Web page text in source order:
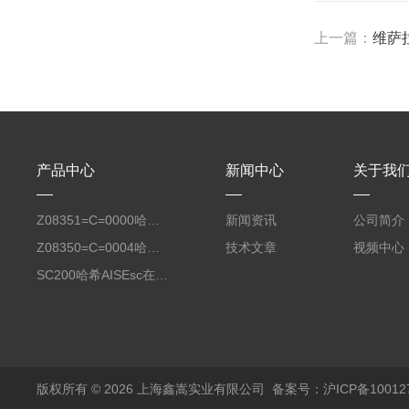
上一篇： 维萨
产品中心 新闻中心
新闻资讯
技术文章
关于我
公司简介
视频中心
版权所有 © 2026 上海鑫嵩实业有限公司备案号：沪ICP备